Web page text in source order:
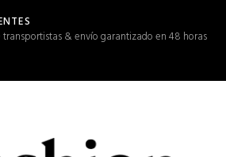
& envío garantizado en 48 horas